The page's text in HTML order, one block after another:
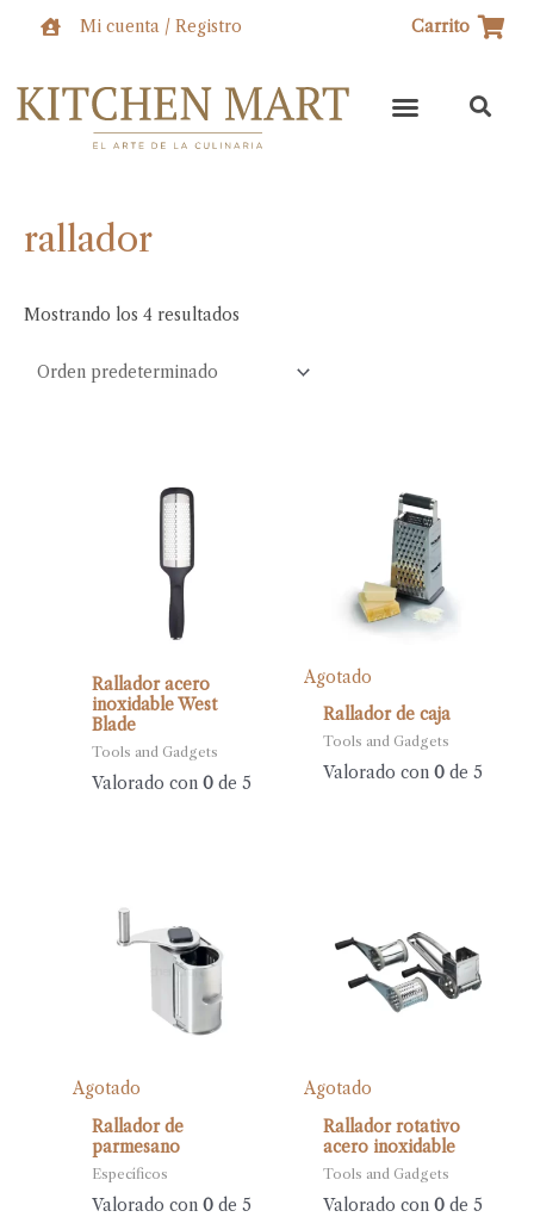
Mi cuenta / Registro Carrito
rallador
Mostrando los 4 resultados
Rallador acero
inoxidable West
Blade
Tools and Gadgets
Valorado con0 de 5
Agotado
Rallador de caja
Tools and Gadgets
Valorado con 0de 5
Agotado
Rallador de
parmesano
Específicos
Valorado con0 de 5
Agotado
Rallador rotativo
acero inoxidable
Tools and Gadgets
Valorado con 0de 5